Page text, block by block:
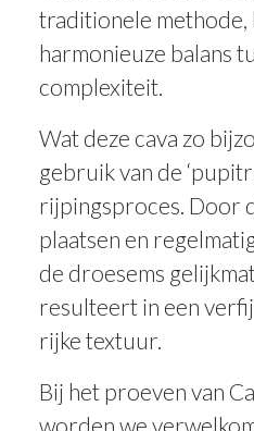
traditionele methode,
harmonieuze balans
complexiteit.
Wat deze cava zo
gebruik van de
rijpingsproces. Door
plaatsen en
de droesems
resulteert in een
rijke textuur.
Bij het proeven van
worden we